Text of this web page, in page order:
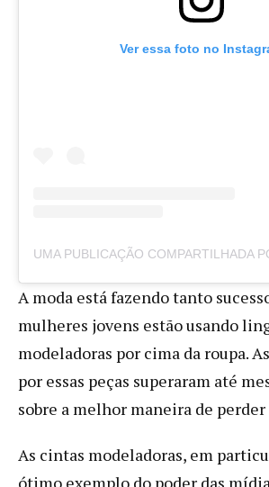
Ver essa foto no
A moda está fazendo tanto
mulheres jovens estão usando
modeladoras por cima da roupa.
por essas peças superaram até
sobre a melhor maneira de perder
As cintas modeladoras, em
ótimo exemplo do poder das